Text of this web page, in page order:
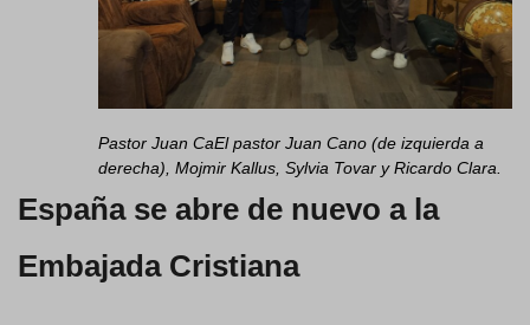
Pastor Juan CaEl pastor Juan Cano (de izquierda a
derecha), Mojmir Kallus, Sylvia Tovar y Ricardo Clara.
España se abre de nuevo a la
Embajada Cristiana